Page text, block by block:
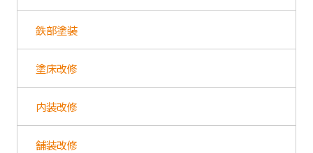
鉄部塗装
塗床改修
内装改修
舗装改修